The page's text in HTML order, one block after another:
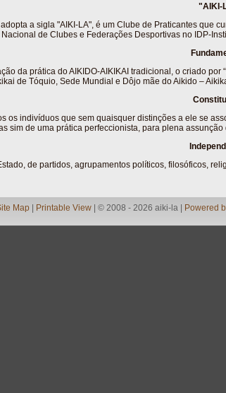
"AIKI-
a sigla "AIKI-LA", é um Clube de Praticantes que
de Clubes e Federações Desportivas no IDP-
da prática do AIKIDO-AIKIKAI tradicional, o criado
de Tóquio, Sede Mundial e Dôjo mãe do Aikido –
os indivíduos que sem quaisquer distinções a ele se
sim de uma prática perfeccionista, para plena assunção
de partidos, agrupamentos políticos, filosóficos,
Map Printable View | © 2008 - 2026 aiki-la | Powered